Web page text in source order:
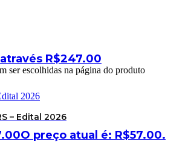
R$247.00
ser escolhidas na página do produto
– Edital 2026
O preço atual é: R$57.00.